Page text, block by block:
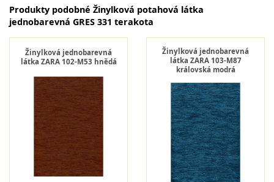
Produkty podobné Žinylková potahová látka
jednobarevná GRES 331 terakota
Žinylková jednobarevná
látka ZARA 102-M53 hnědá
Žinylková jednobarevná
látka ZARA 103-M87
královská modrá